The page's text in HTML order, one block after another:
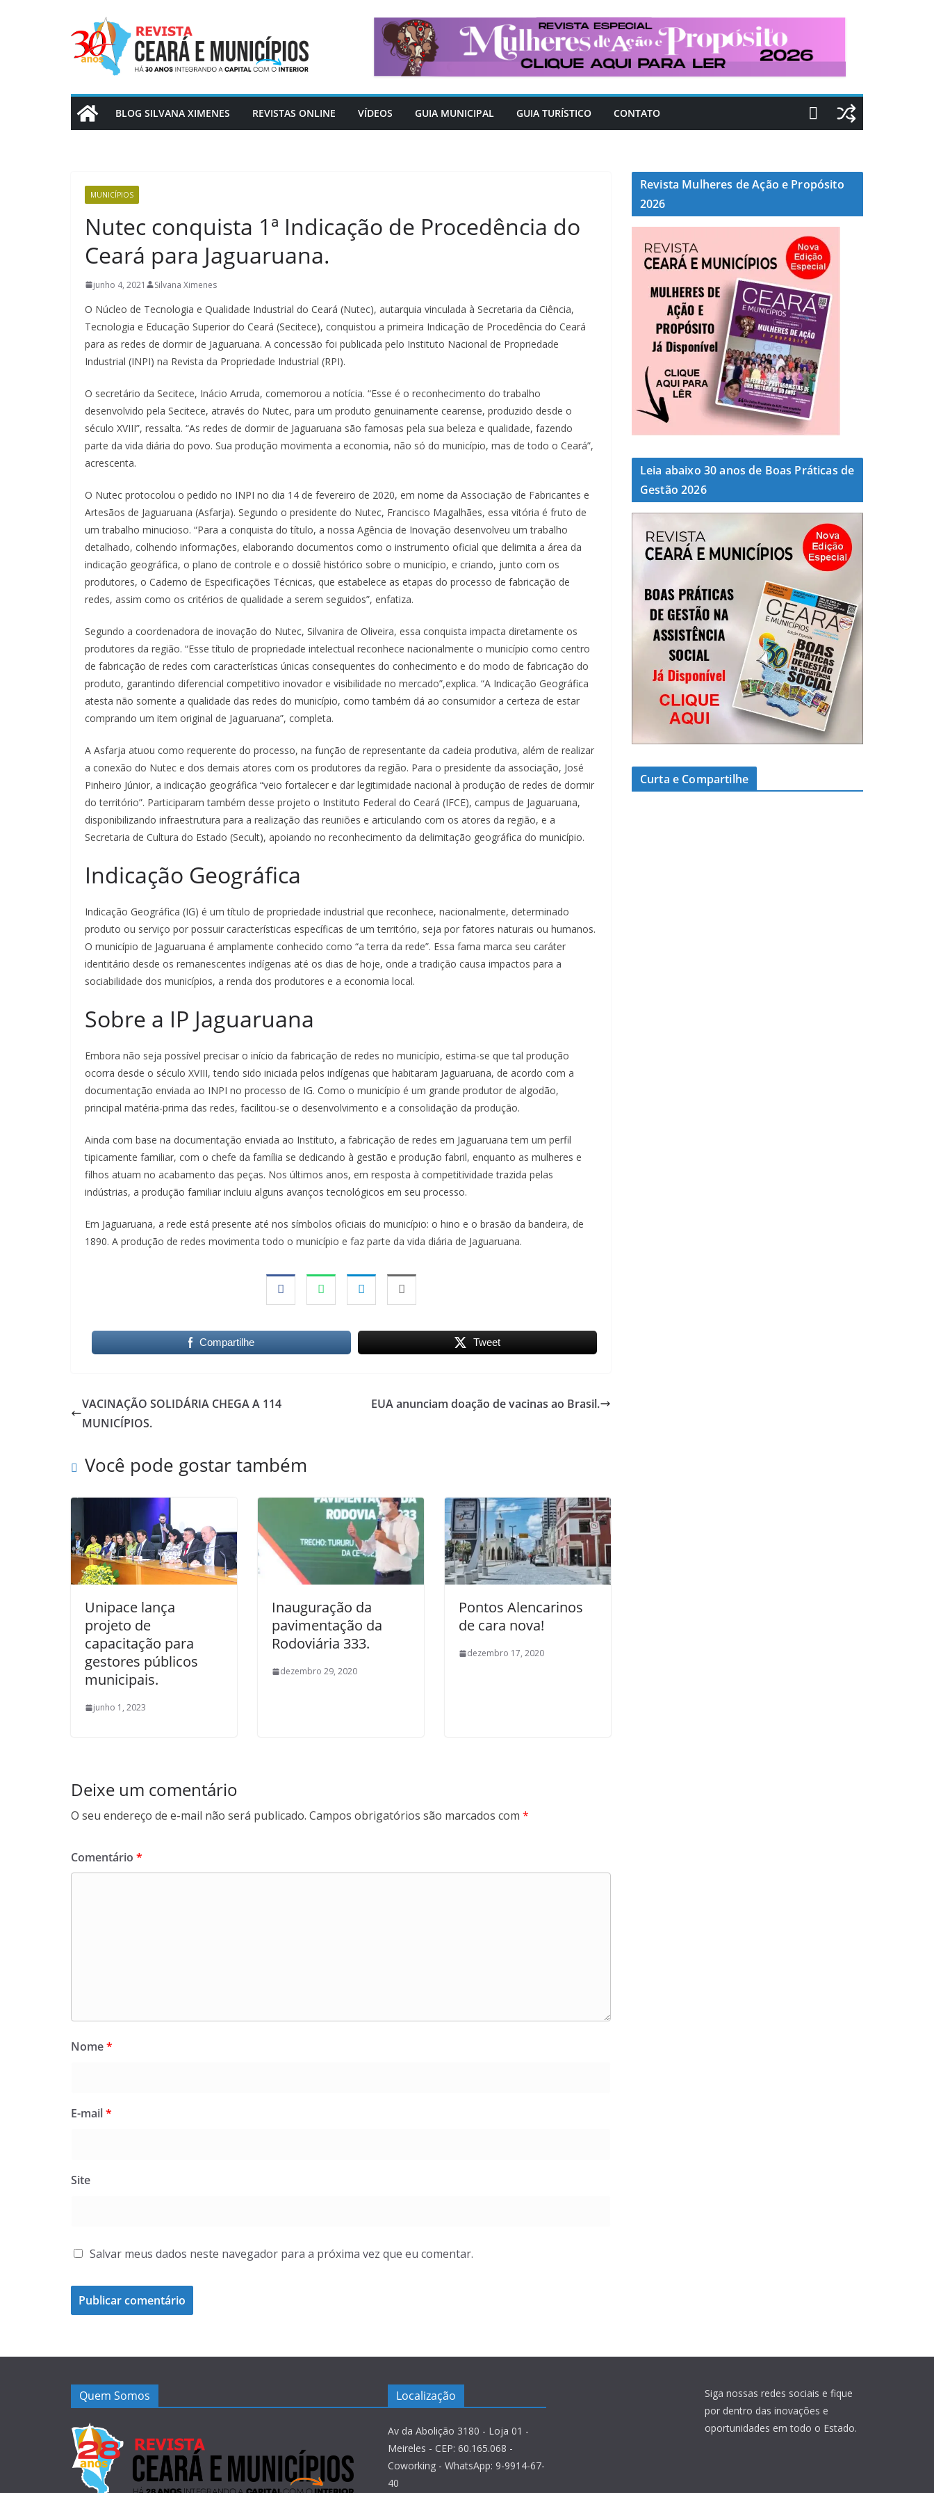
BLOG SILVANA XIMENES REVISTAS ONLINE VÍDEOS GUIA MUNICIPAL GUIA TURÍSTICO CONTATO
MUNICÍPIOS
Nutec conquista 1ª Indicação de Procedência do
Ceará para Jaguaruana.
junho 4, 2021 Silvana Ximenes
O Núcleo de Tecnologia e Qualidade Industrial do Ceará (Nutec), autarquia vinculada à Secretaria da Ciência,
Tecnologia e Educação Superior do Ceará (Secitece), conquistou a primeira Indicação de Procedência do Ceará
para as redes de dormir de Jaguaruana. A concessão foi publicada pelo Instituto Nacional de Propriedade
Industrial (INPI) na Revista da Propriedade Industrial (RPI).
O secretário da Secitece, Inácio Arruda, comemorou a notícia. “Esse é o reconhecimento do trabalho
desenvolvido pela Secitece, através do Nutec, para um produto genuinamente cearense, produzido desde o
século XVIII”, ressalta. “As redes de dormir de Jaguaruana são famosas pela sua beleza e qualidade, fazendo
parte da vida diária do povo. Sua produção movimenta a economia, não só do município, mas de todo o Ceará”,
acrescenta.
O Nutec protocolou o pedido no INPI no dia 14 de fevereiro de 2020, em nome da Associação de Fabricantes e
Artesãos de Jaguaruana (Asfarja). Segundo o presidente do Nutec, Francisco Magalhães, essa vitória é fruto de
um trabalho minucioso. “Para a conquista do título, a nossa Agência de Inovação desenvolveu um trabalho
detalhado, colhendo informações, elaborando documentos como o instrumento oficial que delimita a área da
indicação geográfica, o plano de controle e o dossiê histórico sobre o município, e criando, junto com os
produtores, o Caderno de Especificações Técnicas, que estabelece as etapas do processo de fabricação de
redes, assim como os critérios de qualidade a serem seguidos”, enfatiza.
Segundo a coordenadora de inovação do Nutec, Silvanira de Oliveira, essa conquista impacta diretamente os
produtores da região. “Esse título de propriedade intelectual reconhece nacionalmente o município como centro
de fabricação de redes com características únicas consequentes do conhecimento e do modo de fabricação do
produto, garantindo diferencial competitivo inovador e visibilidade no mercado”,explica. “A Indicação Geográfica
atesta não somente a qualidade das redes do município, como também dá ao consumidor a certeza de estar
comprando um item original de Jaguaruana”, completa.
A Asfarja atuou como requerente do processo, na função de representante da cadeia produtiva, além de realizar
a conexão do Nutec e dos demais atores com os produtores da região. Para o presidente da associação, José
Pinheiro Júnior, a indicação geográfica “veio fortalecer e dar legitimidade nacional à produção de redes de dormir
do território”. Participaram também desse projeto o Instituto Federal do Ceará (IFCE), campus de Jaguaruana,
disponibilizando infraestrutura para a realização das reuniões e articulando com os atores da região, e a
Secretaria de Cultura do Estado (Secult), apoiando no reconhecimento da delimitação geográfica do município.
Indicação Geográfica
Indicação Geográfica (IG) é um título de propriedade industrial que reconhece, nacionalmente, determinado
produto ou serviço por possuir características específicas de um território, seja por fatores naturais ou humanos.
O município de Jaguaruana é amplamente conhecido como “a terra da rede”. Essa fama marca seu caráter
identitário desde os remanescentes indígenas até os dias de hoje, onde a tradição causa impactos para a
sociabilidade dos municípios, a renda dos produtores e a economia local.
Sobre a IP Jaguaruana
Embora não seja possível precisar o início da fabricação de redes no município, estima-se que tal produção
ocorra desde o século XVIII, tendo sido iniciada pelos indígenas que habitaram Jaguaruana, de acordo com a
documentação enviada ao INPI no processo de IG. Como o município é um grande produtor de algodão,
principal matéria-prima das redes, facilitou-se o desenvolvimento e a consolidação da produção.
Ainda com base na documentação enviada ao Instituto, a fabricação de redes em Jaguaruana tem um perfil
tipicamente familiar, com o chefe da família se dedicando à gestão e produção fabril, enquanto as mulheres e
filhos atuam no acabamento das peças. Nos últimos anos, em resposta à competitividade trazida pelas
indústrias, a produção familiar incluiu alguns avanços tecnológicos em seu processo.
Em Jaguaruana, a rede está presente até nos símbolos oficiais do município: o hino e o brasão da bandeira, de
1890. A produção de redes movimenta todo o município e faz parte da vida diária de Jaguaruana.
Compartilhe Tweet
VACINAÇÃO SOLIDÁRIA CHEGA A 114
MUNICÍPIOS.
EUA anunciam doação de vacinas ao Brasil.
Você pode gostar também
Unipace lança
projeto de
capacitação para
gestores públicos
municipais.
junho 1, 2023
Inauguração da
pavimentação da
Rodoviária 333.
dezembro 29, 2020
Pontos Alencarinos
de cara nova!
dezembro 17, 2020
Deixe um comentário
O seu endereço de e-mail não será publicado. Campos obrigatórios são marcados com *
Comentário *
Nome*
E-mail*
Site
Salvar meus dados neste navegador para a próxima vez que eu comentar.
Revista Mulheres de Ação e Propósito
2026
Leia abaixo 30 anos de Boas Práticas de
Gestão 2026
Curta e Compartilhe
Quem Somos Localização
Av da Abolição 3180 - Loja 01 -
Meireles - CEP: 60.165.068 -
Coworking - WhatsApp: 9-9914-67-
40
Siga nossas redes sociais e fique
por dentro das inovações e
oportunidades em todo o Estado.